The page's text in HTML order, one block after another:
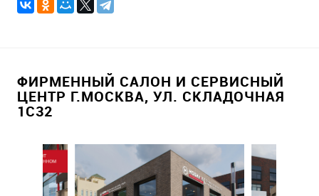
ФИРМЕННЫЙ САЛОН И СЕРВИСНЫЙ
ЦЕНТР Г.МОСКВА, УЛ. СКЛАДОЧНАЯ
1С32